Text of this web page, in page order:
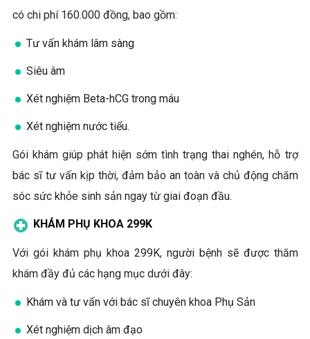
có chi phí 160.000 đồng, bao gồm:
Tư vấn khám lâm sàng
Siêu âm
Xét nghiệm Beta-hCG trong máu
Xét nghiệm nước tiểu.
Gói khám giúp phát hiện sớm tình trạng thai nghén, hỗ trợ
bác sĩ tư vấn kịp thời, đảm bảo an toàn và chủ động chăm
sóc sức khỏe sinh sản ngay từ giai đoạn đầu.
KHÁM PHỤ KHOA 299K
Với gói khám phụ khoa 299K, người bệnh sẽ được thăm
khám đầy đủ các hạng mục dưới đây:
Khám và tư vấn với bác sĩ chuyên khoa Phụ Sản
Xét nghiệm dịch âm đạo